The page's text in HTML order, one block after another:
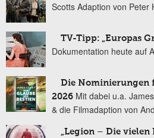
Scotts Adaption von Peter
TV-Tipp: „Europas
Dokumentation heute auf
Die Nominierungen
2026 Mit dabei u.a.
& die Filmadaption von
„Legion – Die vielen